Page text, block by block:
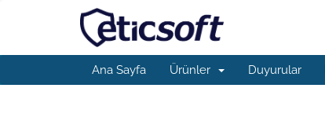
Ana Sayfa Ürünler Duyurular